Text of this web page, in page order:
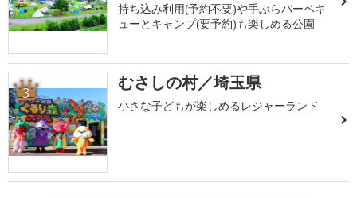
持ち込み利用(予約不要)や手ぶらバーベキ
ューとキャンプ(要予約)も楽しめる公園
3 むさしの村／埼玉県
小さな子どもが楽しめるレジャーランド